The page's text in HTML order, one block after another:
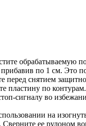
обрабатываемую
по 1 см. Это
снятием
пластину по контурам.
сигналу во
на
ее рулоном